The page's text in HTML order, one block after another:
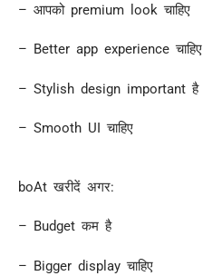
– आपको premium look चाहिए
– Better app experience चाहिए
– Stylish design important है
– Smooth UI चाहिए
boAt खरीदें अगर:
– Budget कम है
– Bigger display चाहिए